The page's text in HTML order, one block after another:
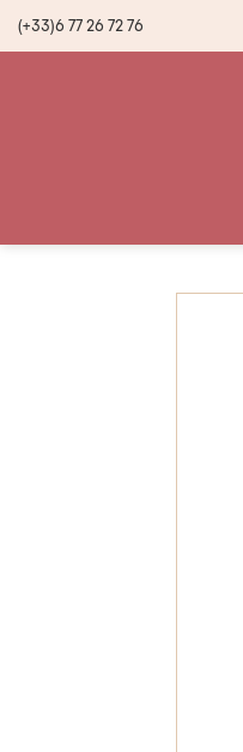
(+33)6 77 26 72 76